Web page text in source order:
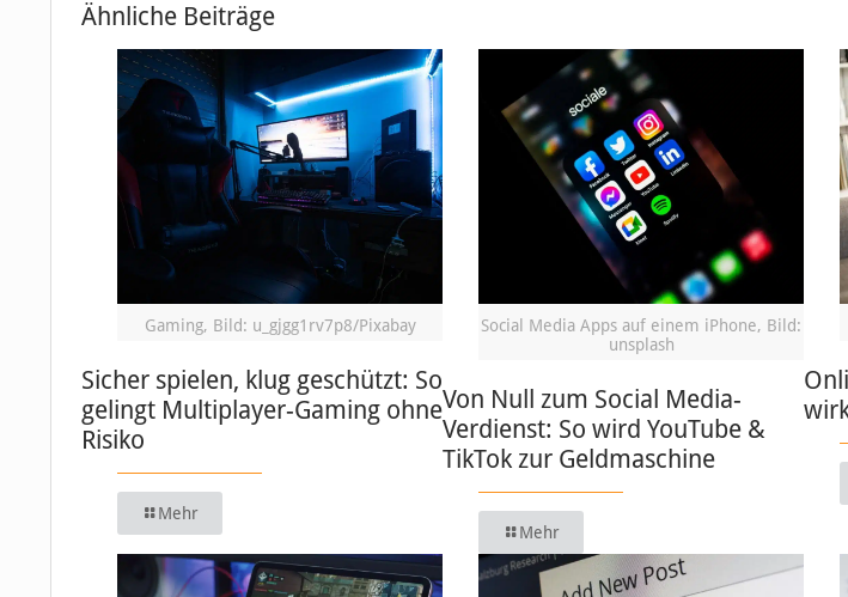
Ähnliche Beiträge
Gaming, Bild: u_gjgg1rv7p8/Pixabay
Sicher spielen, klug geschützt: So
gelingt Multiplayer-Gaming ohne
Risiko
Mehr
Social Media Apps auf einem iPhone, Bild:
unsplash
Von Null zum Social Media-
Verdienst: So wird YouTube &
TikTok zur Geldmaschine
Mehr